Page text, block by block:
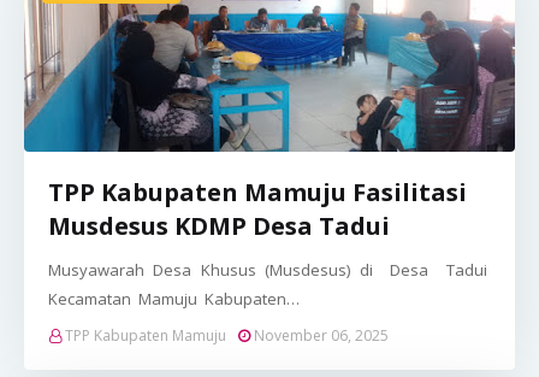
TPP Kabupaten Mamuju Fasilitasi
Musdesus KDMP Desa Tadui
Musyawarah Desa Khusus (Musdesus) di Desa Tadui
Kecamatan Mamuju Kabupaten…
TPP Kabupaten Mamuju November 06, 2025